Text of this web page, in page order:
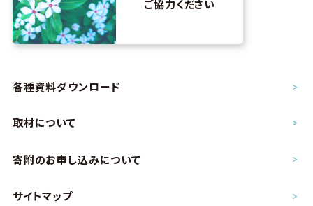
ご協力ください
各種資料ダウンロード
取材について
寄附のお申し込みについて
サイトマップ